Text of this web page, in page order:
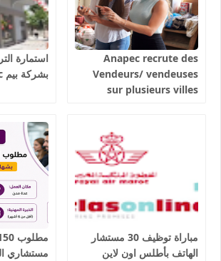
Anapec recrute des
Vendeurs/ vendeuses
sur plusieurs villes
استمارة
بشركة بيم Bim Maroc
مباراة توظيف 30 مستشار
الهاتف بأطلس اون لاين
مستشاري